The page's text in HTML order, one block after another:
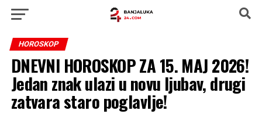
HOROSKOP
DNEVNI HOROSKOP ZA 15. MAJ 2026!
Jedan znak ulazi u novu ljubav, drugi
zatvara staro poglavlje!